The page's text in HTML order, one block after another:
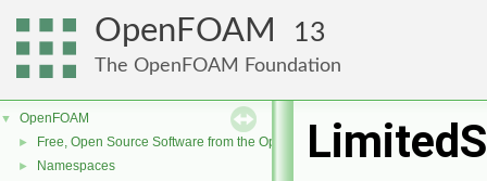
OpenFOAM 13
The OpenFOAM Foundation
▼ OpenFOAM
► Free, Open Source Software from the OpenFOAM Foundation
► Namespaces